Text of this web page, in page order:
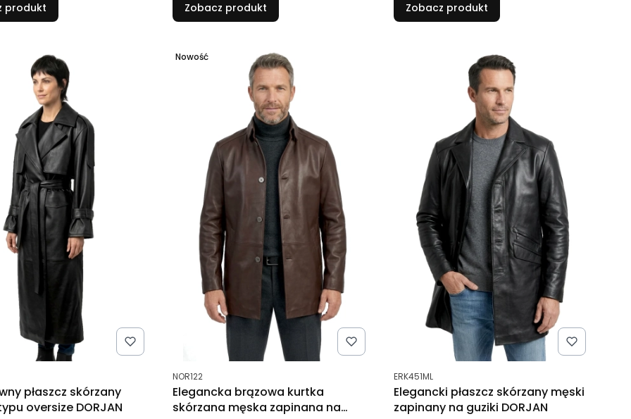
produkt Zobacz produkt Zobacz produkt
płaszcz skórzany
oversize DORJAN
Nowość
Kod produktu
NOR122
Elegancka brązowa kurtka
skórzana męska zapinana na
Kod produktu
ERK451ML
Elegancki płaszcz skórzany męski
zapinany na guziki DORJAN